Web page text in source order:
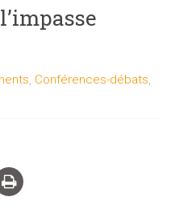
Conférences-débats